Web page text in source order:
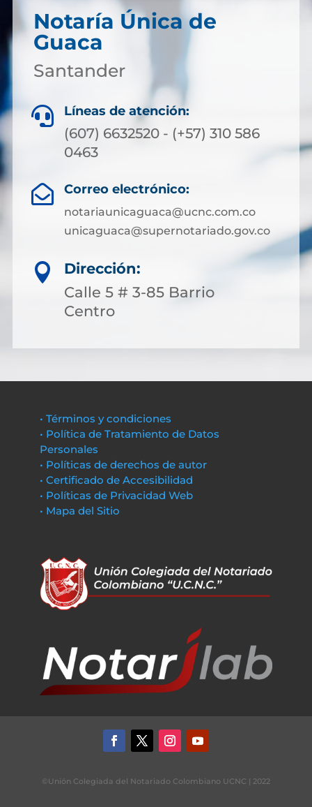
Notaría Única de
Guaca
Santander
 Líneas de atención:
(607) 6632520 - (+57) 310 586
0463
 Correo electrónico:
notariaunicaguaca@ucnc.com.co
unicaguaca@supernotariado.gov.co

Dirección:
Calle 5 # 3-85 Barrio
Centro
• Términos y condiciones
• Política de Tratamiento de Datos
Personales
• Políticas de derechos de autor
• Certificado de Accesibilidad
• Políticas de Privacidad Web
• Mapa del Sitio
©Unión Colegiada del Notariado Colombiano UCNC | 2022